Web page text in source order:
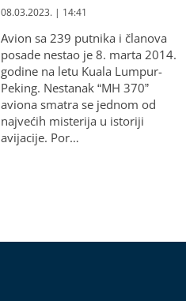
08.03.2023. | 14:41
Avion sa 239 putnika i članova
posade nestao je 8. marta 2014.
godine na letu Kuala Lumpur-
Peking. Nestanak “MH 370”
aviona smatra se jednom od
najvećih misterija u istoriji
avijacije. Por…